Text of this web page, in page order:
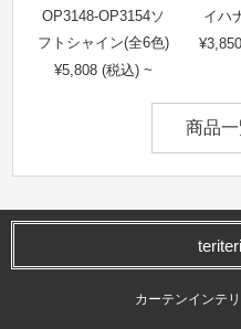
OP3148-OP3154ソ
フトシャイン(全6色)
¥5,808 (税込) ~
イハ
商品
カーテンインテ